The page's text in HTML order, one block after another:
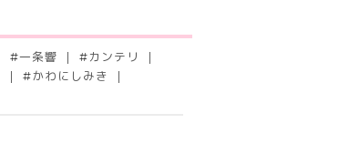
#一条響 # カンテリ
#かわにしみき